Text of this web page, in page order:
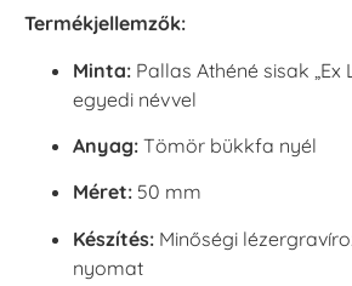
Termékjellemzők:
Minta: Pallas Athéné sisak „Ex
egyedi névvel
Anyag: Tömör bükkfa nyél
Méret: 50 mm
Készítés: Minőségi
nyomat